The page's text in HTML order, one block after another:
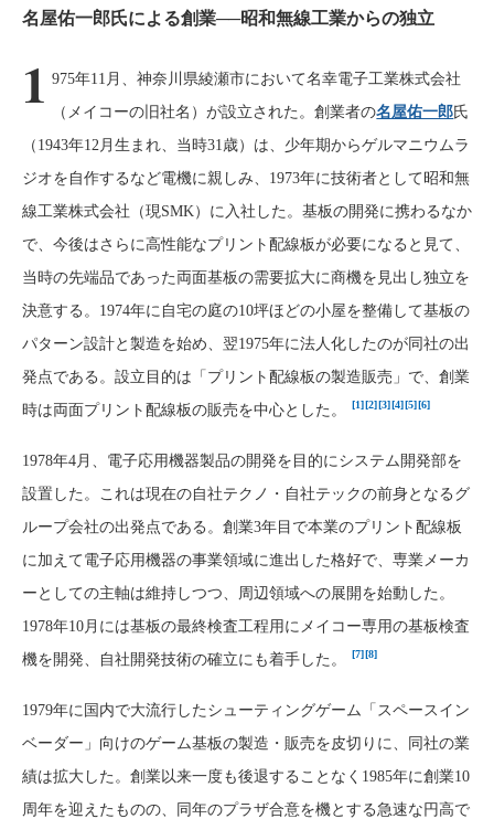
名屋佑一郎氏による創業──昭和無線工業からの独立
1 975年11月、神奈川県綾瀬市において名幸電子工業株式会社
（メイコーの旧社名）が設立された。創業者の名屋佑一郎氏
（1943年12月生まれ、当時31歳）は、少年期からゲルマニウムラ
ジオを自作するなど電機に親しみ、1973年に技術者として昭和無
線工業株式会社（現SMK）に入社した。基板の開発に携わるなか
で、今後はさらに高性能なプリント配線板が必要になると見て、
当時の先端品であった両面基板の需要拡大に商機を見出し独立を
決意する。1974年に自宅の庭の10坪ほどの小屋を整備して基板の
パターン設計と製造を始め、翌1975年に法人化したのが同社の出
発点である。設立目的は「プリント配線板の製造販売」で、創業
時は両面プリント配線板の販売を中心とした。
[1][2][3][4][5][6]
1978年4月、電子応用機器製品の開発を目的にシステム開発部を
設置した。これは現在の自社テクノ・自社テックの前身となるグ
ループ会社の出発点である。創業3年目で本業のプリント配線板
に加えて電子応用機器の事業領域に進出した格好で、専業メーカ
ーとしての主軸は維持しつつ、周辺領域への展開を始動した。
1978年10月には基板の最終検査工程用にメイコー専用の基板検査
機を開発、自社開発技術の確立にも着手した。
[7][8]
1979年に国内で大流行したシューティングゲーム「スペースイン
ベーダー」向けのゲーム基板の製造・販売を皮切りに、同社の業
績は拡大した。創業以来一度も後退することなく1985年に創業10
周年を迎えたものの、同年のプラザ合意を機とする急速な円高で